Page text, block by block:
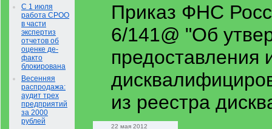
С 1 июля
работа СРОО
в части
экспертиз
отчетов об
оценке де-
факто
блокирована
Весенняя
распродажа:
аудит трех
предприятий
за 2000
рублей
Приказ ФНС
6/141@ "Об
предоставления
из реестра
22 мая 2012